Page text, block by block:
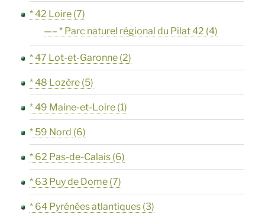
* 42 Loire (7)
—– * Parc naturel régional du Pilat 42 (4)
* 47 Lot-et-Garonne (2)
* 48 Lozère (5)
* 49 Maine-et-Loire (1)
* 59 Nord (6)
* 62 Pas-de-Calais (6)
* 63 Puy de Dome (7)
* 64 Pyrénées atlantiques (3)